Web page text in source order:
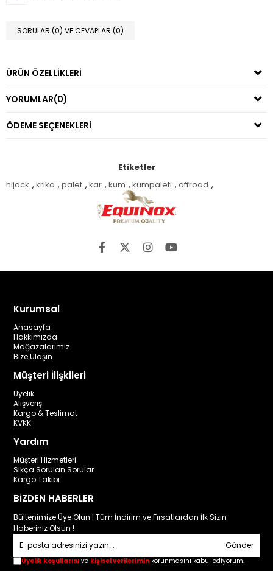
SORULAR (0) VE CEVAPLAR (0)
ÜRÜN ÖZELLIKLERI
YORUMLAR(0)
ÖDEME SEÇENEKLERI
Etiketler
hijack , kriko , palet , kar , kum , kumpaleti , offroad ,
Kurumsal
Anasayfa
Hakkımızda
Mağazalarımız
Bize Ulaşın
Müşteri İlişkileri
Üyelik
Alışveriş
Kargo & Teslimat
KVKK
Yardım
Müşteri Hizmetleri
Sıkça Sorulan Sorular
Kargo Takibi
BİZDEN HABERLER
Bültenimize Üye Olun ! Tüm İndirim ve Fırsatlardan İlk Sizin
Haberiniz Olsun !
Gönder
Üyelik koşullarını ve kişisel verilerimin korunmasını kabul ediyorum.